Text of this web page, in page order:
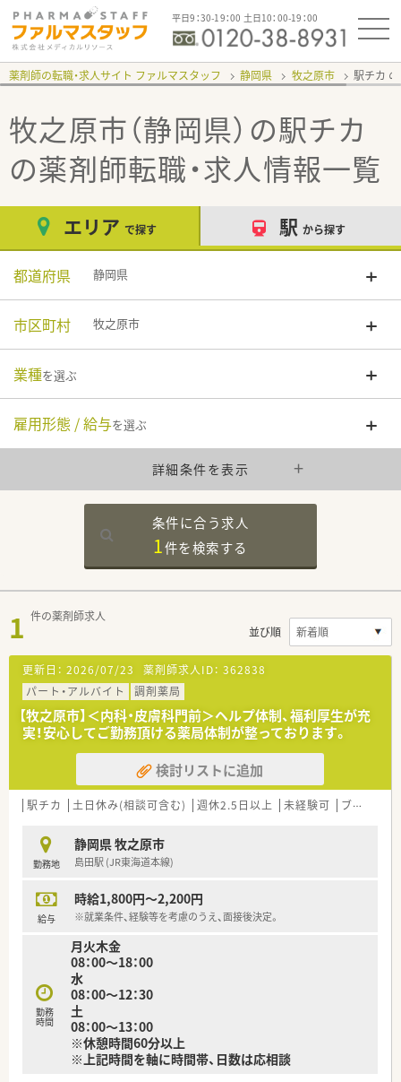
平日9：30-19：00 土日10：00-19：00
薬剤師の転職・求人サイト ファルマスタッフ 静岡県 牧之原市 駅チカ
牧之原市（静岡県）の駅チカ
の薬剤師転職・求人情報一覧
エリア で探す 駅 から探す
都道府県 静岡県
市区町村 牧之原市
業種を選ぶ
雇用形態 / 給与を選ぶ
詳細条件を表示
条件に合う求人
1件を検索する
1 件の薬剤師求人
並び順
更新日： 2026/07/23 薬剤師求人ID： 362838
パート・アルバイト
調剤薬局
【牧之原市】＜内科・皮膚科門前＞ヘルプ体制、福利厚生が充
実！安心してご勤務頂ける薬局体制が整っております。
検討リストに追加
駅チカ 土日休み(相談可含む) 週休2.5日以上 未経験可 ブランク可
勤務地
静岡県 牧之原市
島田駅 (JR東海道本線)
給与
時給1,800円～2,200円
※就業条件、経験等を考慮のうえ、面接後決定。
勤務
時間
月火木金
08：00～18：00
水
08：00～12：30
土
08：00～13：00
※休憩時間60分以上
※上記時間を軸に時間帯、日数は応相談